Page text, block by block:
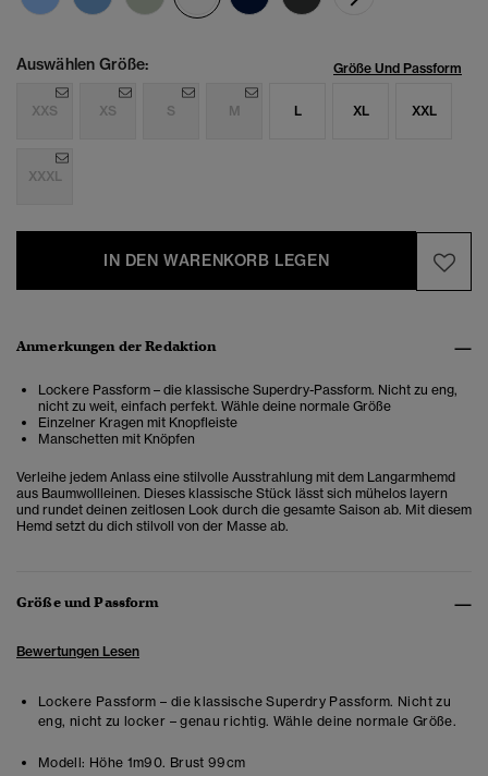
Auswählen Größe: Größe Und Passform
XXS XS S M L XL XXL
XXXL
IN DEN WARENKORB LEGEN
Anmerkungen der Redaktion
Lockere Passform – die klassische Superdry-Passform. Nicht zu eng,
nicht zu weit, einfach perfekt. Wähle deine normale Größe
Einzelner Kragen mit Knopfleiste
Manschetten mit Knöpfen
Verleihe jedem Anlass eine stilvolle Ausstrahlung mit dem Langarmhemd
aus Baumwollleinen. Dieses klassische Stück lässt sich mühelos layern
und rundet deinen zeitlosen Look durch die gesamte Saison ab. Mit diesem
Hemd setzt du dich stilvoll von der Masse ab.
Größe und Passform
Bewertungen Lesen
Lockere Passform – die klassische Superdry Passform. Nicht zu
eng, nicht zu locker – genau richtig. Wähle deine normale Größe.
Modell: Höhe 1m90. Brust 99cm